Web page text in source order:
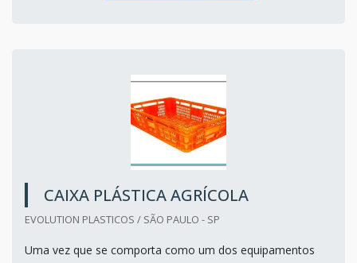
CAIXA PLÁSTICA AGRÍCOLA
EVOLUTION PLASTICOS / SÃO PAULO - SP
Uma vez que se comporta como um dos equipamentos